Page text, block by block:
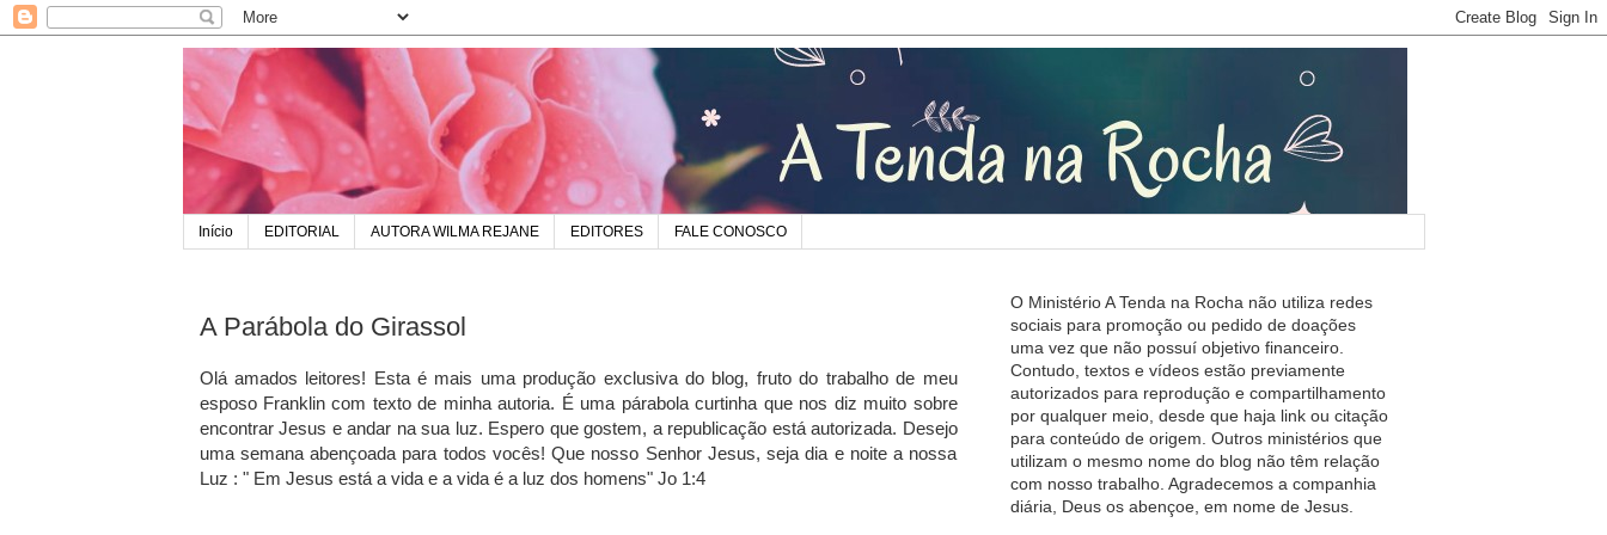
Início EDITORIAL AUTORA WILMA REJANE EDITORES FALE CONOSCO
A Parábola do Girassol
Olá amados leitores! Esta é mais uma produção exclusiva do blog, fruto do trabalho de meu
esposo Franklin com texto de minha autoria. É uma párabola curtinha que nos diz muito sobre
encontrar Jesus e andar na sua luz. Espero que gostem, a republicação está autorizada. Desejo
uma semana abençoada para todos vocês! Que nosso Senhor Jesus, seja dia e noite a nossa
Luz : " Em Jesus está a vida e a vida é a luz dos homens" Jo 1:4
O Ministério A Tenda na Rocha não utiliza redes
sociais para promoção ou pedido de doações
uma vez que não possuí objetivo financeiro.
Contudo, textos e vídeos estão previamente
autorizados para reprodução e compartilhamento
por qualquer meio, desde que haja link ou citação
para conteúdo de origem. Outros ministérios que
utilizam o mesmo nome do blog não têm relação
com nosso trabalho. Agradecemos a companhia
diária, Deus os abençoe, em nome de Jesus.